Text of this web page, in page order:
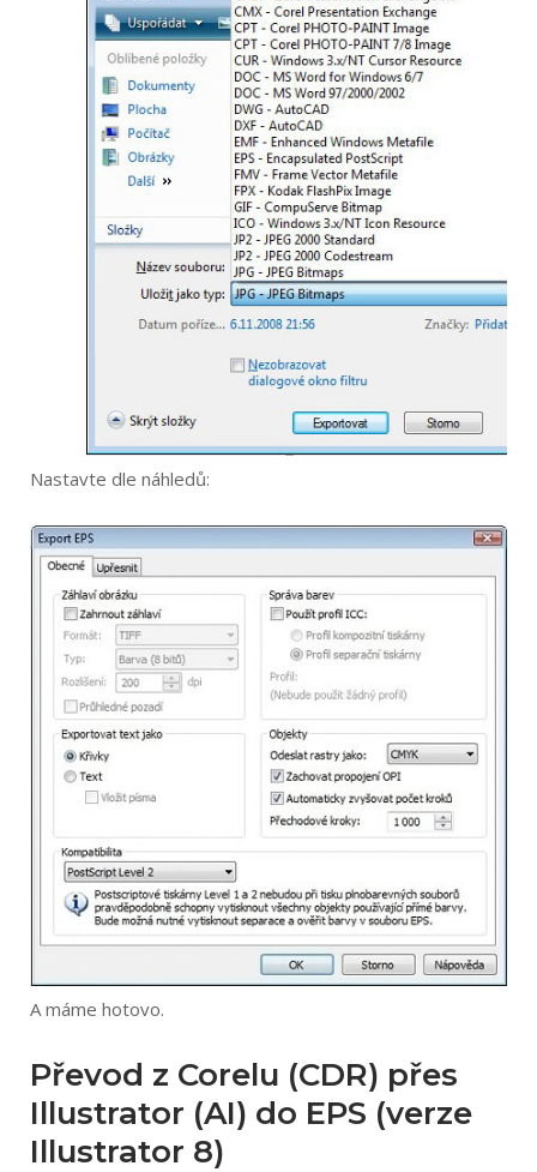
Nastavte dle náhledů:
A máme hotovo.
Převod z Corelu (CDR) přes
Illustrator (AI) do EPS (verze
Illustrator 8)